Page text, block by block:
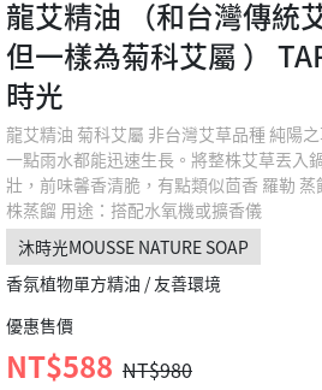
龍艾精油 （和台灣傳統
但一樣為菊科艾屬 ）
時光
龍艾精油 菊科艾屬 非台灣艾草品種 純陽
一點雨水都能迅速生長。將整株艾草丟入
壯，前味馨香清脆，有點類似茴香 羅勒
株蒸餾 用途：搭配水氧機或擴香儀
沐時光MOUSSE NATURE SOAP
香氛植物單方精油 / 友善環境
優惠售價
NT$588 NT$980